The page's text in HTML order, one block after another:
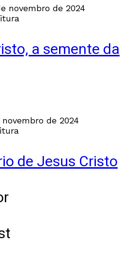
novembro de 2024
a semente da
novembro de 2024
de Jesus Cristo